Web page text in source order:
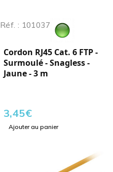
Réf. : 101037
Cordon RJ45 Cat. 6 FTP -
Surmoulé - Snagless -
Jaune - 3 m
3,45€
Ajouter au panier